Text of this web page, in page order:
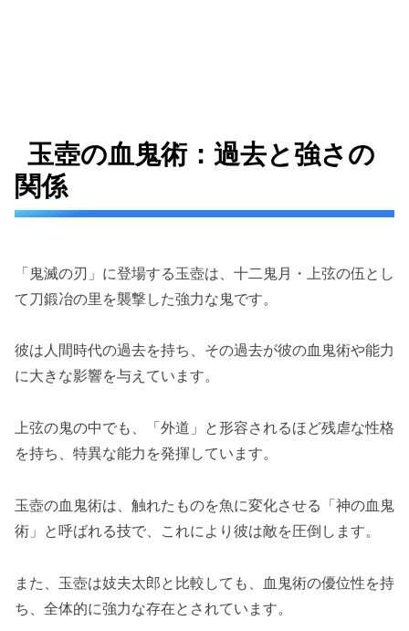
玉壺の血鬼術：過去と強さの
関係
「鬼滅の刃」に登場する玉壺は、十二鬼月・上弦の伍とし
て刀鍛冶の里を襲撃した強力な鬼です。
彼は人間時代の過去を持ち、その過去が彼の血鬼術や能力
に大きな影響を与えています。
上弦の鬼の中でも、「外道」と形容されるほど残虐な性格
を持ち、特異な能力を発揮しています。
玉壺の血鬼術は、触れたものを魚に変化させる「神の血鬼
術」と呼ばれる技で、これにより彼は敵を圧倒します。
また、玉壺は妓夫太郎と比較しても、血鬼術の優位性を持
ち、全体的に強力な存在とされています。